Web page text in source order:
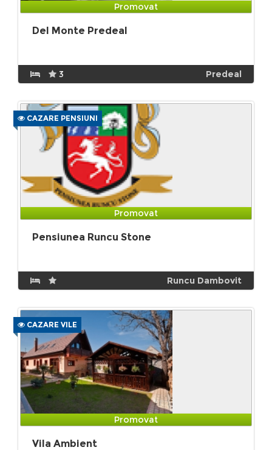
Promovat
Del Monte Predeal
3 Predeal
CAZARE PENSIUNI
Promovat
Pensiunea Runcu Stone
Runcu Dambovit
CAZARE VILE
Promovat
Vila Ambient